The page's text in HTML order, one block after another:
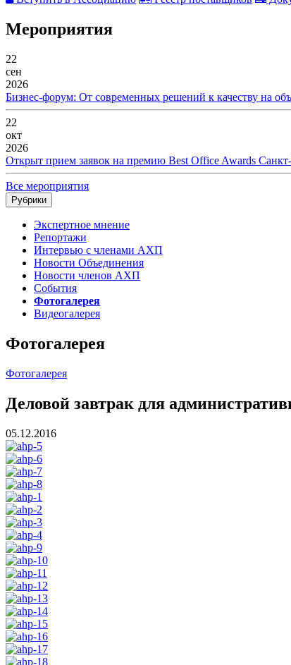
Мероприятия
22
сен
2026
Бизнес-форум: От современных решений к качеству на
22
окт
2026
Открыт прием заявок на премию Best Office Awards
Все мероприятия
Рубрики
Экспертное мнение
Репортажи
Интервью с членами АХП
Новости Объединения
Новости членов АХП
События
Фотогалерея
Видеогалерея
Фотогалерея
Фотогалерея
Деловой завтрак для
05.12.2016